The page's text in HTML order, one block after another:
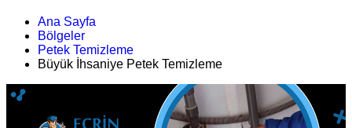
Ana Sayfa
Bölgeler
Petek Temizleme
Büyük İhsaniye Petek Temizleme